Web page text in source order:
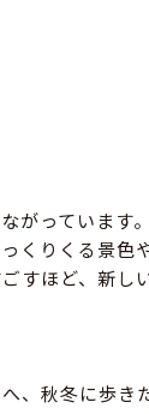
がっています
くりくる景色
すほど、新し
、秋冬に歩き